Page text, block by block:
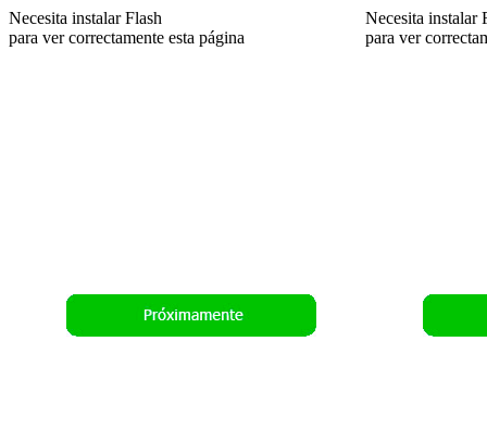
Necesita instalar Flash
para ver correctamente esta página
Necesita instalar
para ver